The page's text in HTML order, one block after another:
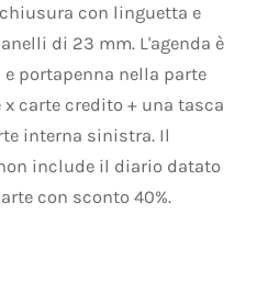
con linguetta e
di 23 mm. L'agenda è
portapenna nella parte
carte credito + una tasca
interna sinistra. Il
include il diario datato
con sconto 40%.